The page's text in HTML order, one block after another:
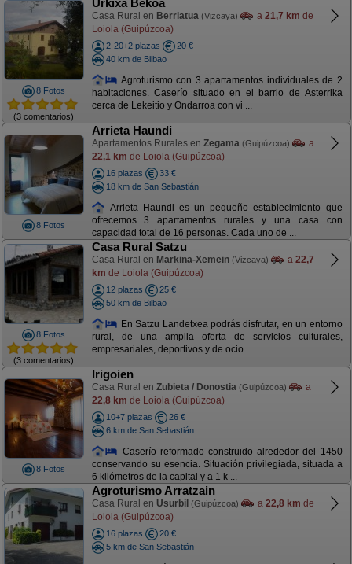
8 Fotos
(3 comentarios)
Urkixa Bekoa
Casa Rural en Berriatua (Vizcaya) a 21,7 km de
Loiola (Guipúzcoa)
2-20+2 plazas
20 €
40 km de Bilbao
Agroturismo con 3 apartamentos individuales de 2
habitaciones. Caserío situado en el barrio de Asterrika
cerca de Lekeitio y Ondarroa con vi ...
8 Fotos
Arrieta Haundi
Apartamentos Rurales en Zegama (Guipúzcoa)
a
22,1 km de Loiola (Guipúzcoa)
16 plazas
33 €
18 km de San Sebastián
Arrieta Haundi es un pequeño establecimiento que
ofrecemos 3 apartamentos rurales y una casa con
capacidad total de 16 personas. Cada uno de ...
8 Fotos
(3 comentarios)
Casa Rural Satzu
Casa Rural en Markina-Xemein (Vizcaya) a 22,7
km de Loiola (Guipúzcoa)
12 plazas
25 €
50 km de Bilbao
En Satzu Landetxea podrás disfrutar, en un entorno
rural, de una amplia oferta de servicios culturales,
empresariales, deportivos y de ocio. ...
8 Fotos
Irigoien
Casa Rural en Zubieta / Donostia (Guipúzcoa)
a
22,8 km de Loiola (Guipúzcoa)
10+7 plazas
26 €
6 km de San Sebastián
Caserío reformado construido alrededor del 1450
conservando su esencia. Situación privilegiada, situada a
6 kilómetros de la capital y a 1 k ...
Agroturismo Arratzain
Casa Rural en Usurbil (Guipúzcoa) a 22,8 km de
Loiola (Guipúzcoa)
16 plazas
20 €
5 km de San Sebastián